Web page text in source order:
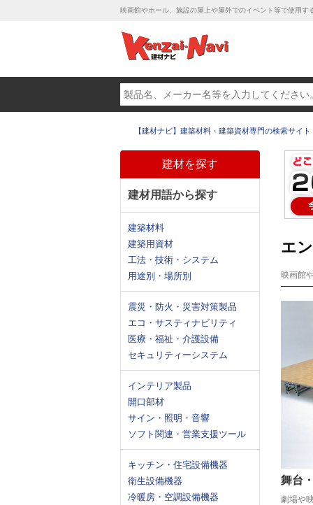
映画館やホール、施設の屋上や屋外でのイベント等で使用す
【建材ナビ】建築材料・建築資材専門の検索サイト
建材を探す
建材用語から探す
建築材料
建築用資材
工法・技術・システム
用途別・場所別
震災・防火・災害対策製品
エコ・サスティナビリティ
医療・福祉・介護設備
セキュリティーシステム
インテリア製品
開口部材
サイン・照明・音響
ソフト関連・営業支援ツール
キッチン・住宅設備機器
衛生設備機器
冷暖房・空調設備機器
エ
映画館
舞台
劇場や